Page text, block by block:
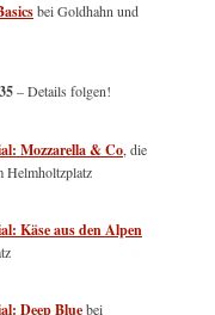
bei Goldhahn und
– Details folgen!
Mozzarella & Co, die
Helmholtzplatz
Käse aus den Alpen
Deep Bluebei